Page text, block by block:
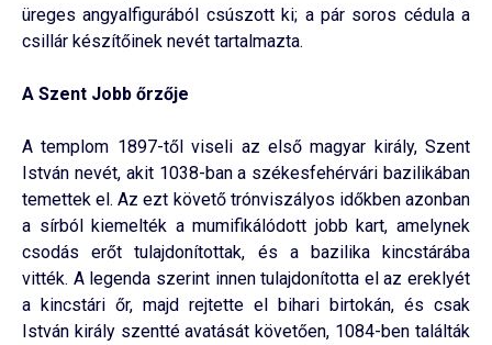
üreges angyalfigurából csúszott ki; a pár soros cédula a
csillár készítőinek nevét tartalmazta.
A Szent Jobb őrzője
A templom 1897-től viseli az első magyar király, Szent
István nevét, akit 1038-ban a székesfehérvári bazilikában
temettek el. Az ezt követő trónviszályos időkben azonban
a sírból kiemelték a mumifikálódott jobb kart, amelynek
csodás erőt tulajdonítottak, és a bazilika kincstárába
vitték. A legenda szerint innen tulajdonította el az ereklyét
a kincstári őr, majd rejtette el bihari birtokán, és csak
István király szentté avatását követően, 1084-ben találták